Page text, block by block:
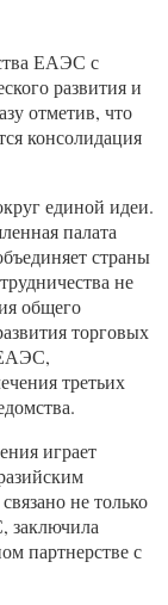
ЕАЭС с
развития и
отметив, что
консолидация
единой идеи.
палата
страны
не
общего
торговых
третьих
играет
не только
заключила
партнерстве с